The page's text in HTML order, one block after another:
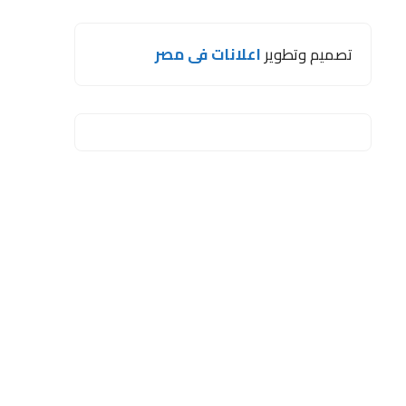
تصميم وتطويراعلانات فى مصر